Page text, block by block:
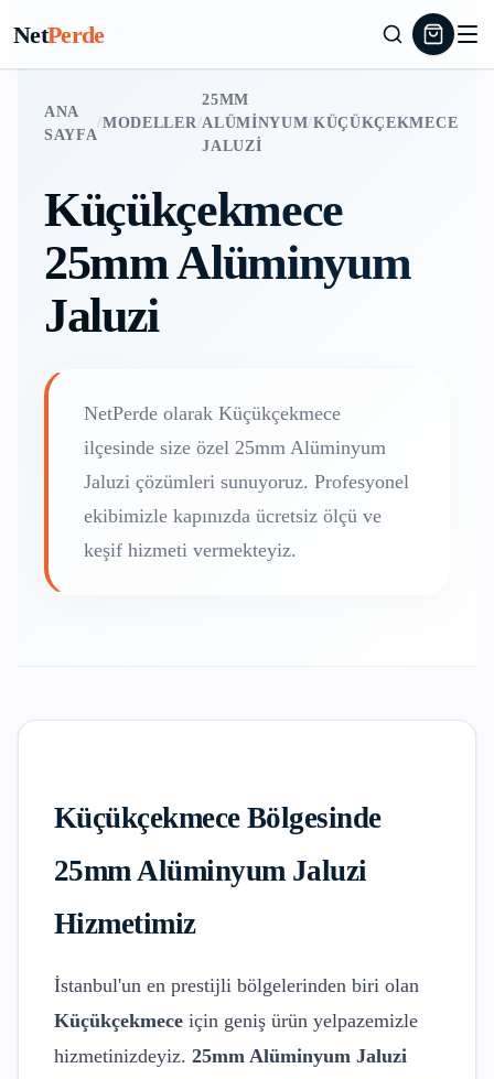
NetPerde
ANA
SAYFA
/MODELLER/
25MM
ALÜMINYUM
JALUZI
/KÜÇÜKÇEKMECE
Küçükçekmece
25mm Alüminyum
Jaluzi
NetPerde olarak Küçükçekmece
ilçesinde size özel 25mm Alüminyum
Jaluzi çözümleri sunuyoruz. Profesyonel
ekibimizle kapınızda ücretsiz ölçü ve
keşif hizmeti vermekteyiz.
KüçükçekmeceBölgesinde
25mm Alüminyum Jaluzi
Hizmetimiz
İstanbul'un en prestijli bölgelerinden biri olan
Küçükçekmece için geniş ürün yelpazemizle
hizmetinizdeyiz. 25mm Alüminyum Jaluzi